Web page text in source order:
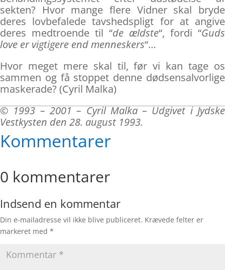
sekten? Hvor mange flere Vidner skal bryde
deres lovbefalede tavshedspligt for at angive
deres medtroende til “de ældste“, fordi “Guds
love er vigtigere end menneskers“…
Hvor meget mere skal til, før vi kan tage os
sammen og få stoppet denne dødsensalvorlige
maskerade? (Cyril Malka)
© 1993 – 2001 – Cyril Malka – Udgivet i Jydske
Vestkysten den 28. august 1993.
Kommentarer
0 kommentarer
Indsend en kommentar
Din e-mailadresse vil ikke blive publiceret. Krævede felter er
markeret med *